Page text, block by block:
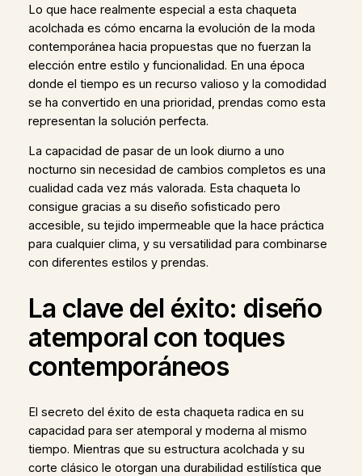
Lo que hace realmente especial a esta chaqueta
acolchada es cómo encarna la evolución de la moda
contemporánea hacia propuestas que no fuerzan la
elección entre estilo y funcionalidad. En una época
donde el tiempo es un recurso valioso y la comodidad
se ha convertido en una prioridad, prendas como esta
representan la solución perfecta.
La capacidad de pasar de un look diurno a uno
nocturno sin necesidad de cambios completos es una
cualidad cada vez más valorada. Esta chaqueta lo
consigue gracias a su diseño sofisticado pero
accesible, su tejido impermeable que la hace práctica
para cualquier clima, y su versatilidad para combinarse
con diferentes estilos y prendas.
La clave del éxito: diseño
atemporal con toques
contemporáneos
El secreto del éxito de esta chaqueta radica en su
capacidad para ser atemporal y moderna al mismo
tiempo. Mientras que su estructura acolchada y su
corte clásico le otorgan una durabilidad estilística que